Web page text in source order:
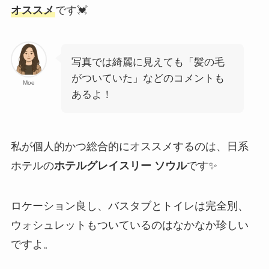
オススメです💓
Moe
写真では綺麗に見えても「髪の毛
がついていた」などのコメントも
あるよ！
私が個人的かつ総合的にオススメするのは、日系
ホテルのホテルグレイスリー ソウルです✨
ロケーション良し、バスタブとトイレは完全別、
ウォシュレットもついているのはなかなか珍しい
ですよ。